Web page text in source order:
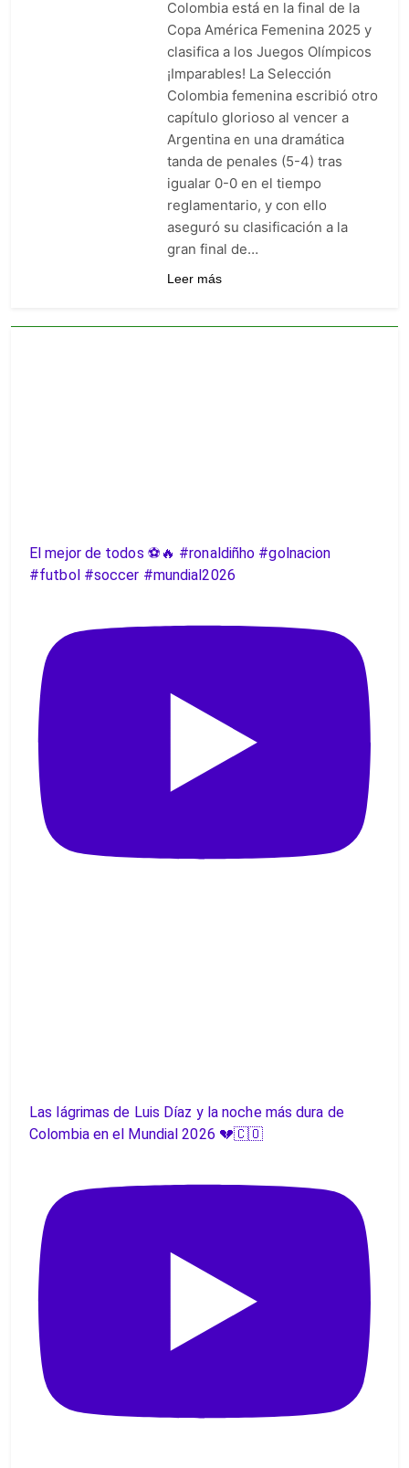
Barranquilla: venció 0-1 a
Junior con gol agónico de
Contreras
3 Días Ago
Once Caldas manda en la Liga
BetPlay: goleó 5-1 y es el líder
sorpresa del arranque
5 Días Ago
Junior vs. Millonarios: duelo
de heridos que ya sabe a
obligación en la fecha 2
5 Días Ago
Colombia está en la final de la
Copa América Femenina 2025 y
clasifica a los Juegos Olímpicos
¡Imparables! La Selección
Colombia femenina escribió otro
capítulo glorioso al vencer a
Argentina en una dramática
tanda de penales (5-4) tras
igualar 0-0 en el tiempo
reglamentario, y con ello
aseguró su clasificación a la
gran final de…
Leer más
El mejor de todos ⚽️🔥 #ronaldiñho #golnacion
#futbol #soccer #mundial2026
Las lágrimas de Luis Díaz y la noche más dura de
Colombia en el Mundial 2026 💔🇨🇴